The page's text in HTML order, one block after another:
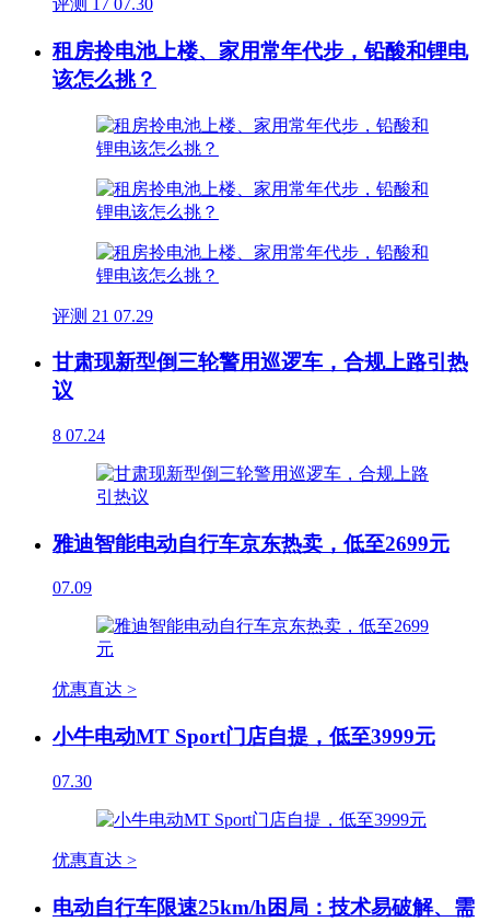
评测 17 07.30
租房拎电池上楼、家用常年代步，铅酸和锂电
该怎么挑？
评测 21 07.29
甘肃现新型倒三轮警用巡逻车，合规上路引热
议
8 07.24
雅迪智能电动自行车京东热卖，低至2699元
07.09
优惠直达 >
小牛电动MT Sport门店自提，低至3999元
07.30
优惠直达 >
电动自行车限速25km/h困局：技术易破解、需